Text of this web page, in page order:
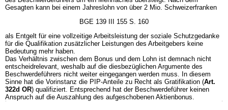
Gesagten kann bei einem Jahreslohn von über 2 Mio. Schweizerfranken
BGE 139 III 155 S. 160
als Entgelt für eine vollzeitige Arbeitsleistung der soziale Schutzgedanke
für die Qualifikation zusätzlicher Leistungen des Arbeitgebers keine
Bedeutung mehr haben.
Das Verhältnis zwischen dem Bonus und dem Lohn ist demnach nicht
entscheidrelevant, weshalb auf die diesbezüglichen Argumente des
Beschwerdeführers nicht weiter eingegangen werden muss. In diesem
Sinne hat die Vorinstanz die PIP-Anteile zu Recht als Gratifikation (Art.
322d OR) qualifiziert. Entsprechend hat der Beschwerdeführer keinen
Anspruch auf die Auszahlung des aufgeschobenen Aktienbonus.